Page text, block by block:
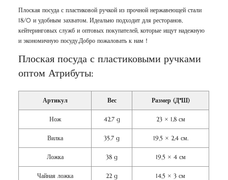
Плоская посуда с пластиковой ручкой из прочной нержавеющей стали
18/0 и удобным захватом. Идеально подходит для ресторанов,
кейтеринговых служб и оптовых покупателей, которые ищут надежную
и экономичную посуду.Добро пожаловать к нам！
Плоская посуда с пластиковыми ручками
оптом Атрибуты:
Артикул Вес Размер (Д*Ш)
Нож 42.7 g 23 × 1,8 см
Вилка 35.7 g 19,5 × 2,4 см.
Ложка 38 g 19,5 × 4 см
Чайная ложка 22 g 14,5 × 3 см